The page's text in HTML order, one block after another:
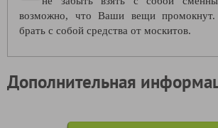
возможно, что Ваши вещи
брать с собой средства от москитов.
Дополнительная